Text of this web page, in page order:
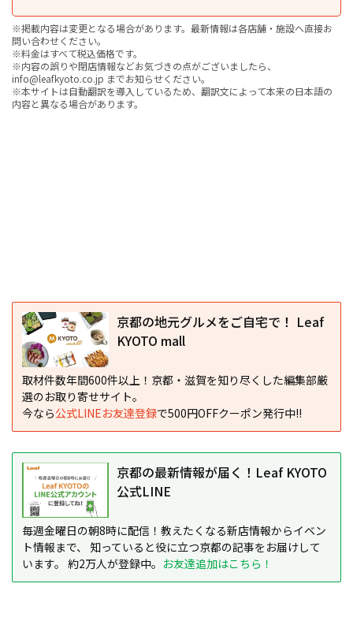
※掲載内容は変更となる場合があります。最新情報は各店舗・施設へ直接お
問い合わせください。
※料金はすべて税込価格です。
※内容の誤りや閉店情報などお気づきの点がございましたら、
info@leafkyoto.co.jp までお知らせください。
※本サイトは自動翻訳を導入しているため、翻訳文によって本来の日本語の
内容と異なる場合があります。
京都の地元グルメをご自宅で！ Leaf
KYOTO mall
取材件数年間600件以上！京都・滋賀を知り尽くした編集部厳
選のお取り寄せサイト。
今なら公式LINEお友達登録で500円OFFクーポン発行中!!
京都の最新情報が届く！Leaf KYOTO
公式LINE
毎週金曜日の朝8時に配信！教えたくなる新店情報からイベン
ト情報まで、 知っていると役に立つ京都の記事をお届けして
います。 約2万人が登録中。 お友達追加はこちら！